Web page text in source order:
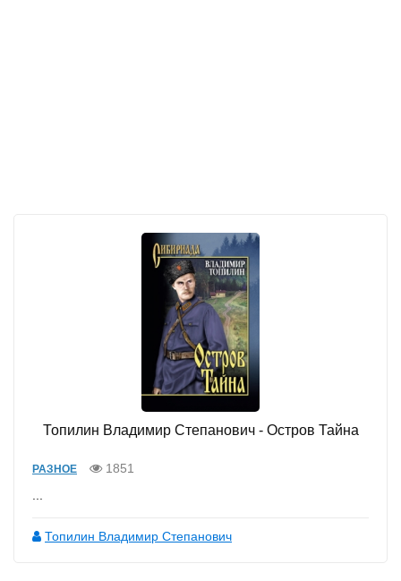
Топилин Владимир Степанович - Остров Тайна
РАЗНОЕ
1851
Топилин Владимир Степанович